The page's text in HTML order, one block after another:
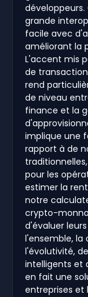
grande
facile avec
améliorant la
L'accent mis
de
rend
de niveau
finance et la
implique une
rapport à de
pour les
estimer la
notre
crypto-
d'évaluer
l'ensemble, la
l'évolutivité,
intelligents et
en fait une
entreprises et